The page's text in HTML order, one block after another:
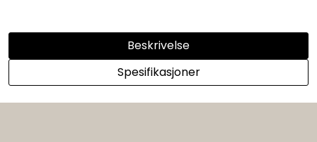
Beskrivelse
Spesifikasjoner